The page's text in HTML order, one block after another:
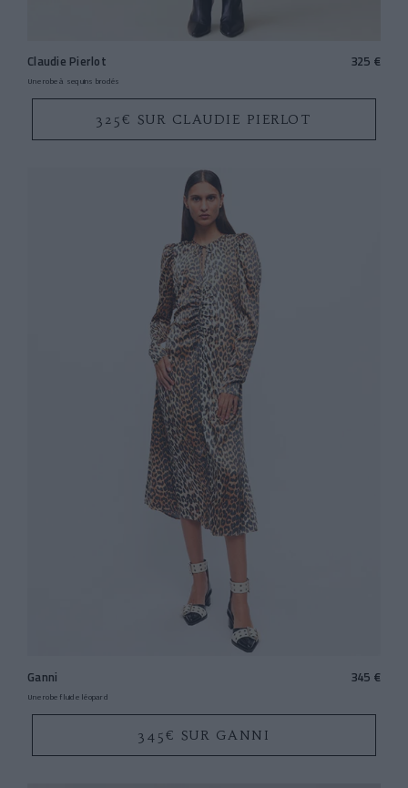
Claudie Pierlot 325 €
Une robe à sequins brodés
325€ SUR CLAUDIE PIERLOT
Ganni 345 €
Une robe fluide léopard
345€ SUR GANNI